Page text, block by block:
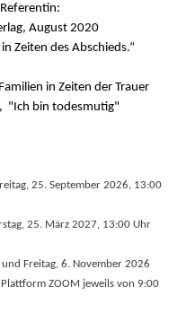
August 2020
Zeiten des Abschieds.“
in Zeiten der Trauer
"Ich bin todesmutig"
25. September 2026, 13:00
25. März 2027, 13:00 Uhr
Freitag, 6. November 2026
ZOOM jeweils von 9:00